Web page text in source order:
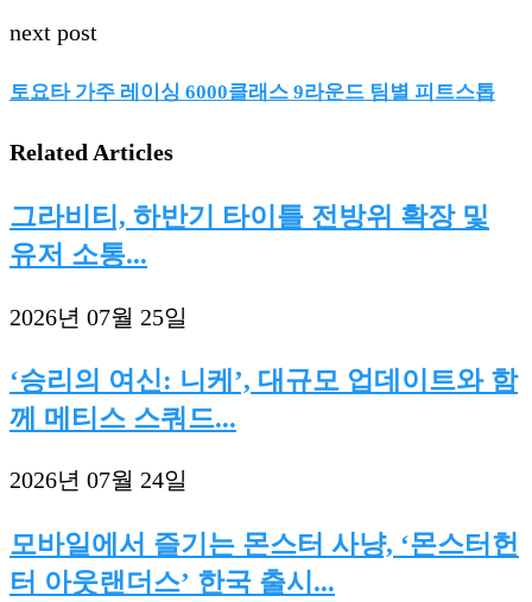
next post
토요타 가주 레이싱 6000클래스 9라운드 팀별 피트스톱
Related Articles
그라비티, 하반기 타이틀 전방위 확장 및
유저 소통...
2026년 07월 25일
‘승리의 여신: 니케’, 대규모 업데이트와 함
께 메티스 스쿼드...
2026년 07월 24일
모바일에서 즐기는 몬스터 사냥, ‘몬스터헌
터 아웃랜더스’ 한국 출시...